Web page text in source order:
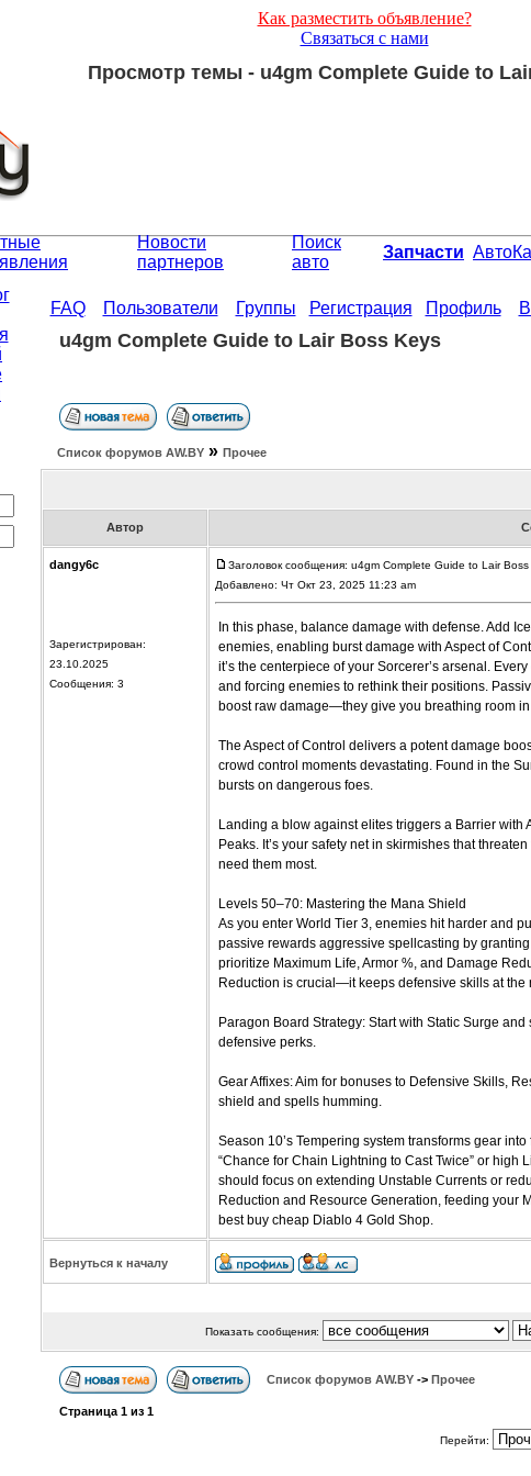
Как разместить объявление?
Связаться с нами
Просмотр темы - u4gm Complete Guide to
Новости
партнеров
Поиск
авто
Запчасти
FAQ Пользователи Группы Регистрация Профиль
u4gm Complete Guide to Lair Boss Keys
Список форумов АW.BY» Прочее
Автор
dangy6c
Зарегистрирован:
23.10.2025
Сообщения: 3
Заголовок сообщения: u4gm Complete Guide to Lair Boss
Добавлено: Чт Окт 23, 2025 11:23 am
In this phase, balance damage with defense. Add
enemies, enabling burst damage with Aspect of
it’s the centerpiece of your Sorcerer’s arsenal.
and forcing enemies to rethink their positions.
boost raw damage—they give you breathing room
The Aspect of Control delivers a potent damage
crowd control moments devastating. Found in the
bursts on dangerous foes.
Landing a blow against elites triggers a Barrier with
Peaks. It’s your safety net in skirmishes that
need them most.
Levels 50–70: Mastering the Mana Shield
As you enter World Tier 3, enemies hit harder and
passive rewards aggressive spellcasting by
prioritize Maximum Life, Armor %, and Damage
Reduction is crucial—it keeps defensive skills at the
Paragon Board Strategy: Start with Static Surge
defensive perks.
Gear Affixes: Aim for bonuses to Defensive Skills,
shield and spells humming.
Season 10’s Tempering system transforms gear
“Chance for Chain Lightning to Cast Twice” or
should focus on extending Unstable Currents or
Reduction and Resource Generation, feeding your
best buy cheap Diablo 4 Gold Shop.
Вернуться к началу
Показать сообщения:
Список форумов АW.BY -> Прочее
Страница 1 из 1
Перейти: